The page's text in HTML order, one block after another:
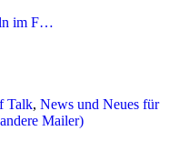
im F…
Talk, News und Neues für
Mailer)